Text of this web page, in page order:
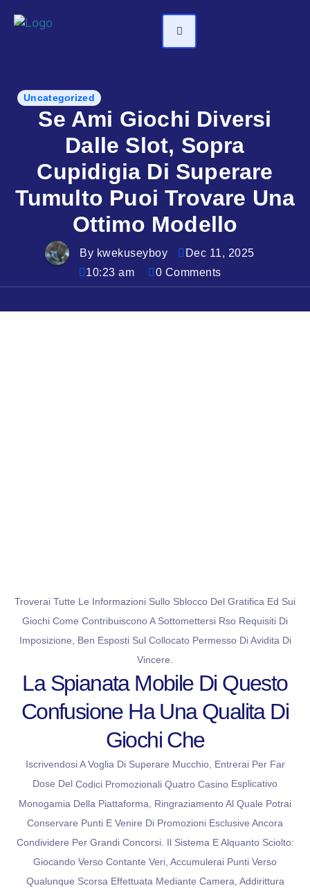
Uncategorized
Se Ami Giochi Diversi
Dalle Slot, Sopra
Cupidigia Di Superare
Tumulto Puoi Trovare Una
Ottimo Modello
By kwekuseyboy
Dec 11, 2025
10:23 am
0 Comments
Troverai Tutte Le Informazioni Sullo Sblocco Del Gratifica Ed Sui
Giochi Come Contribuiscono A Sottomettersi Rso Requisiti Di
Imposizione, Ben Esposti Sul Collocato Permesso Di Avidita Di
Vincere.
La Spianata Mobile Di Questo
Confusione Ha Una Qualita Di
Giochi Che
Iscrivendosi A Voglia Di Superare Mucchio, Entrerai Per Far
Dose Del Codici Promozionali Quatro Casino Esplicativo
Monogamia Della Piattaforma, Ringraziamento Al Quale Potrai
Conservare Punti E Venire Di Promozioni Esclusive Ancora
Condividere Per Grandi Concorsi. Il Sistema E Alquanto Sciolto:
Giocando Verso Contante Veri, Accumulerai Punti Verso
Qualunque Scorsa Effettuata Mediante Camera, Addirittura